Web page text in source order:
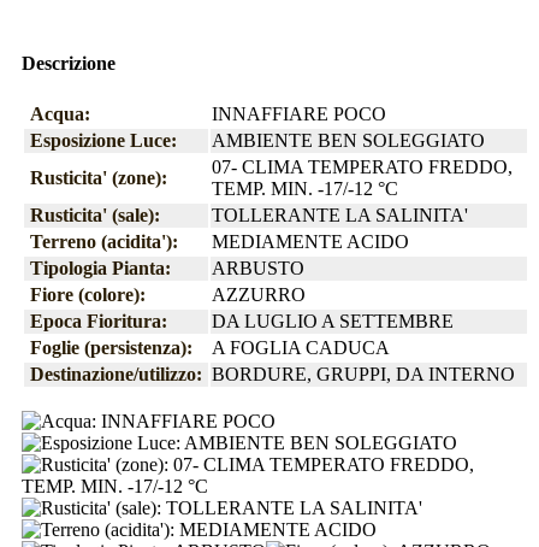
Descrizione
Acqua:
INNAFFIARE POCO
Esposizione Luce:
AMBIENTE BEN SOLEGGIATO
Rusticita' (zone):
07- CLIMA TEMPERATO FREDDO,
TEMP. MIN. -17/-12 °C
Rusticita' (sale):
TOLLERANTE LA SALINITA'
Terreno (acidita'):
MEDIAMENTE ACIDO
Tipologia Pianta:
ARBUSTO
Fiore (colore):
AZZURRO
Epoca Fioritura:
DA LUGLIO A SETTEMBRE
Foglie (persistenza):
A FOGLIA CADUCA
Destinazione/utilizzo: BORDURE, GRUPPI, DA INTERNO